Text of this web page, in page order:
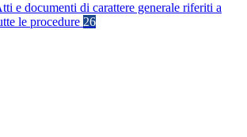
e documenti di carattere generale riferiti a
le procedure 26